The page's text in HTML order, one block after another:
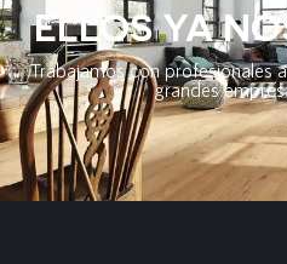
ELLOS YA
Trabajamos con profesionales
grandes